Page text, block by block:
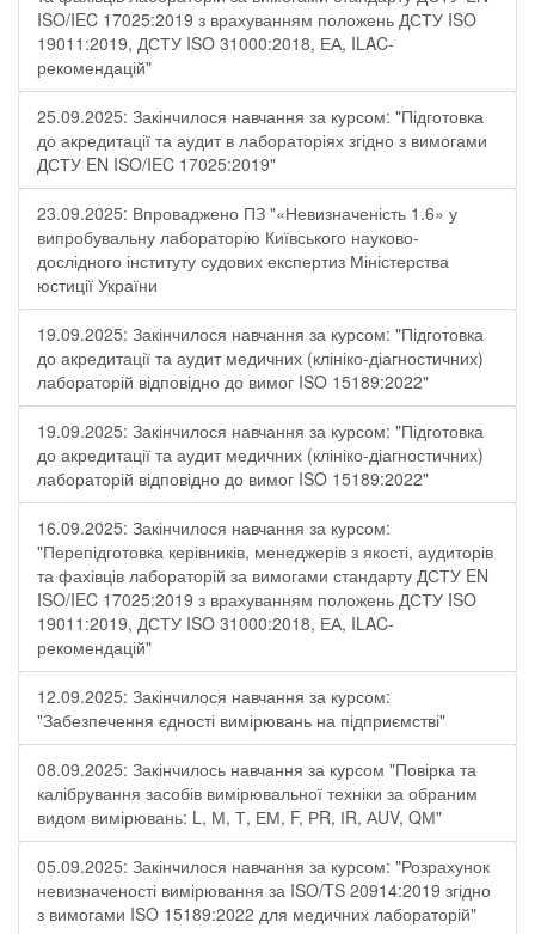
ISO/IEC 17025:2019 з врахуванням положень ДСТУ ISO
19011:2019, ДСТУ ISO 31000:2018, ЕА, ILAC-
рекомендацій"
25.09.2025: Закінчилося навчання за курсом: "Підготовка
до акредитації та аудит в лабораторіях згідно з вимогами
ДСТУ EN ISO/IEC 17025:2019"
23.09.2025: Впроваджено ПЗ "«Невизначеність 1.6» у
випробувальну лабораторію Київського науково-
дослідного інституту судових експертиз Міністерства
юстиції України
19.09.2025: Закінчилося навчання за курсом: "Підготовка
до акредитації та аудит медичних (клініко-діагностичних)
лабораторій відповідно до вимог ISO 15189:2022"
19.09.2025: Закінчилося навчання за курсом: "Підготовка
до акредитації та аудит медичних (клініко-діагностичних)
лабораторій відповідно до вимог ISO 15189:2022"
16.09.2025: Закінчилося навчання за курсом:
"Перепідготовка керівників, менеджерів з якості, аудиторів
та фахівців лабораторій за вимогами стандарту ДСТУ EN
ISO/IEC 17025:2019 з врахуванням положень ДСТУ ISO
19011:2019, ДСТУ ISO 31000:2018, ЕА, ILAC-
рекомендацій"
12.09.2025: Закінчилося навчання за курсом:
"Забезпечення єдності вимірювань на підприємстві"
08.09.2025: Закінчилось навчання за курсом "Повірка та
калібрування засобів вимірювальної техніки за обраним
видом вимірювань: L, М, Т, ЕМ, F, РR, ІR, АUV, QМ"
05.09.2025: Закінчилося навчання за курсом: "Розрахунок
невизначеності вимірювання за ISO/TS 20914:2019 згідно
з вимогами ISO 15189:2022 для медичних лабораторій"